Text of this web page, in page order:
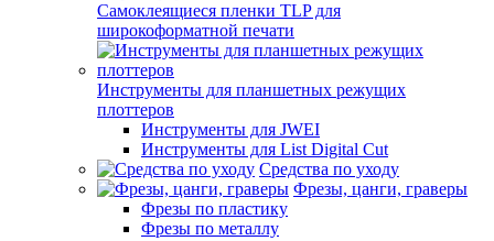
Самоклеящиеся пленки TLP для
широкоформатной печати
Инструменты для планшетных режущих
плоттеров
Инструменты для JWEI
Инструменты для List Digital Cut
Средства по уходу
Фрезы, цанги, граверы
Фрезы по пластику
Фрезы по металлу